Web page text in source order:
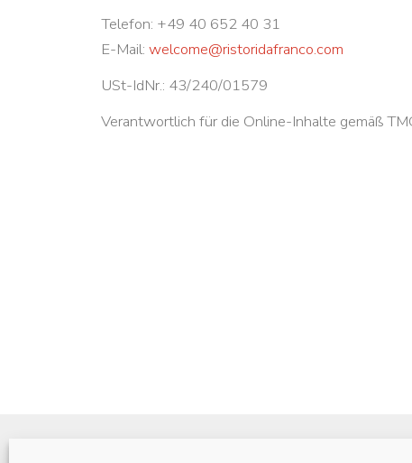
Telefon: +49 40 652 40 31
E-Mail: welcome@ristoridafranco.com
USt-IdNr.: 43/240/01579
Verantwortlich für die Online-Inhalte gemäß